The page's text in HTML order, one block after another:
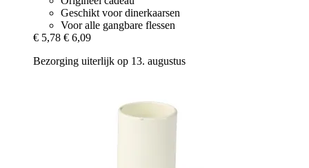
Geschikt voor dinerkaarsen
Voor alle gangbare flessen
€ 5,78 € 6,09
Bezorging uiterlijk op 13. augustus